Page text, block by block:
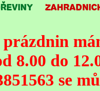
prázdnin
8.00 do
se